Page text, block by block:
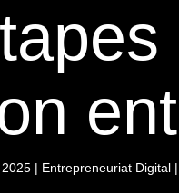
| Entrepreneuriat Digital